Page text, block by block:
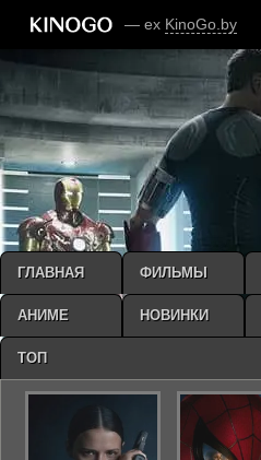
— ex KinoGo.by
ГЛАВНАЯ ФИЛЬМЫ
АНИМЕ НОВИНКИ
ТОП